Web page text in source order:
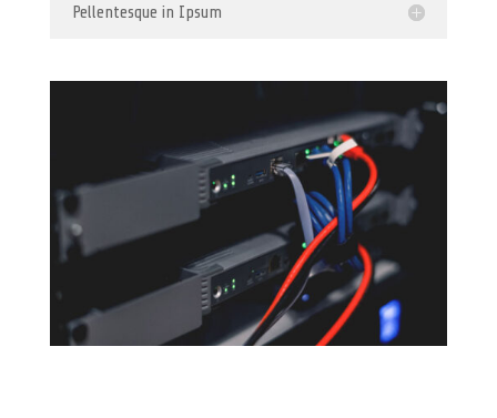
Pellentesque in Ipsum